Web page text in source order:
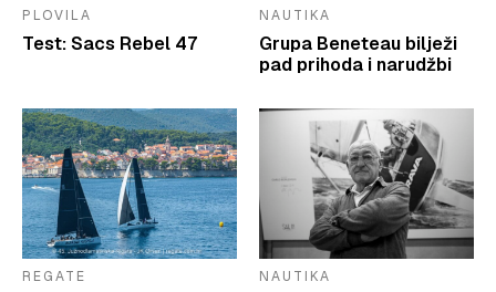
PLOVILA
Test: Sacs Rebel 47
NAUTIKA
Grupa Beneteau bilježi
pad prihoda i narudžbi
REGATE NAUTIKA